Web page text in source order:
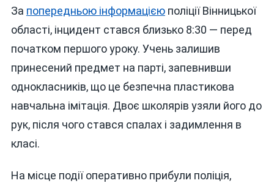
За попередньою інформацієюполіції Вінницької
області, інцидент стався близько 8:30 — перед
початком першого уроку. Учень залишив
принесений предмет на парті, запевнивши
однокласників, що це безпечна пластикова
навчальна імітація. Двоє школярів узяли його до
рук, після чого стався спалах і задимлення в
класі.
На місце події оперативно прибули поліція,